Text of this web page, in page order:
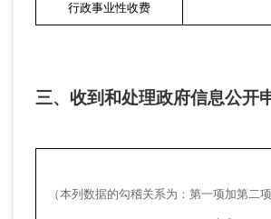
行政事业性收费
三、收到和处理政府信息公开
（本列数据的勾稽关系为：第一项加第二